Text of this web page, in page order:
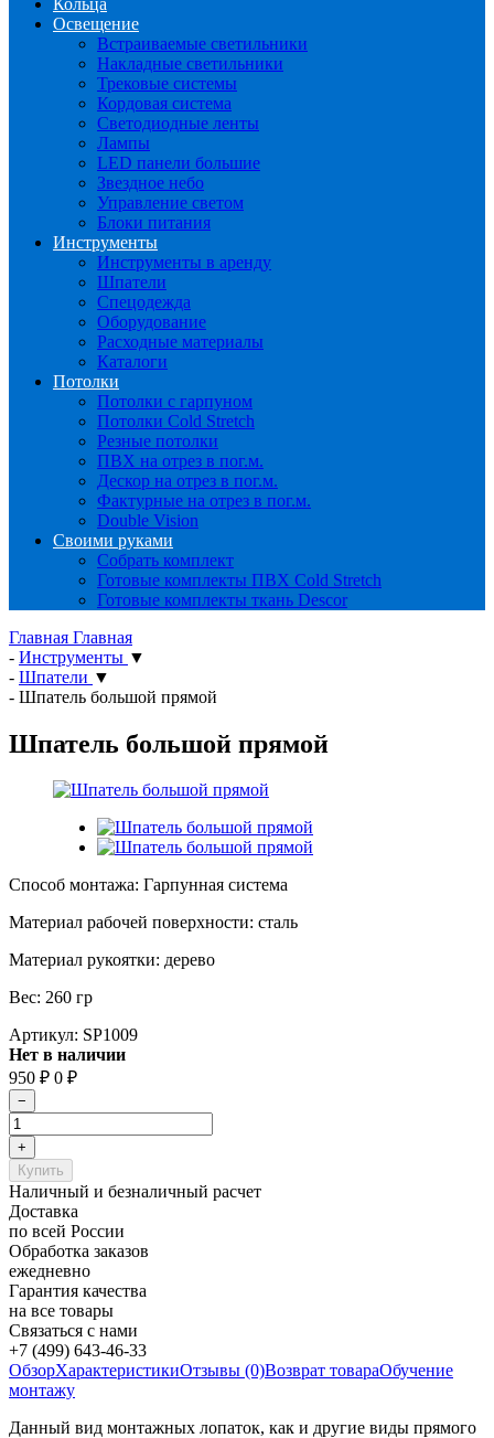
Освещение
Встраиваемые светильники
Накладные светильники
Трековые системы
Кордовая система
Светодиодные ленты
Лампы
LED панели большие
Звездное небо
Управление светом
Блоки питания
Инструменты
Инструменты в аренду
Шпатели
Спецодежда
Оборудование
Расходные материалы
Каталоги
Потолки
Потолки с гарпуном
Потолки Cold Stretch
Резные потолки
ПВХ на отрез в пог.м.
Дескор на отрез в пог.м.
Фактурные на отрез в пог.м.
Double Vision
Своими руками
Собрать комплект
Готовые комплекты ПВХ Cold Stretch
Готовые комплекты ткань Descor
Главная Главная
- Инструменты ▼
- Шпатели ▼
- Шпатель большой прямой
Шпатель большой прямой
Способ монтажа: Гарпунная система
Материал рабочей поверхности: сталь
Материал рукоятки: дерево
Вес: 260 гр
Артикул: SP1009
Нет в наличии
950 ₽ 0 ₽
Наличный и безналичный расчет
Доставка
по всей России
Обработка заказов
ежедневно
Гарантия качества
на все товары
Связаться с нами
+7 (499) 643-46-33
ОбзорХарактеристикиОтзывы (0)Возврат товараОбучение
монтажу
Данный вид монтажных лопаток, как и другие виды прямого